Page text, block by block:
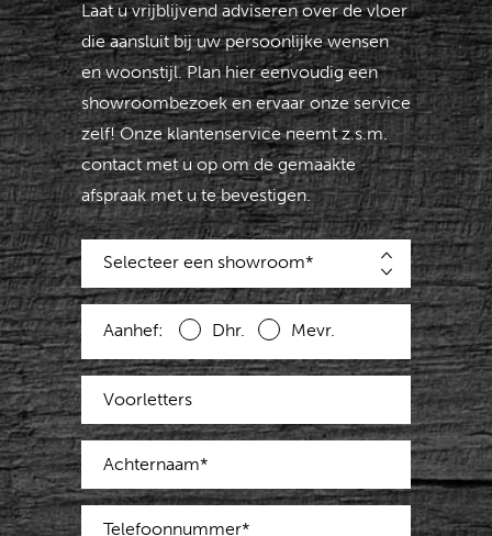
Laat u vrijblijvend adviseren over de vloer
die aansluit bij uw persoonlijke wensen
en woonstijl. Plan hier eenvoudig een
showroombezoek en ervaar onze service
zelf! Onze klantenservice neemt z.s.m.
contact met u op om de gemaakte
afspraak met u te bevestigen.
Selecteer een showroom*
Aanhef: Dhr. Mevr.